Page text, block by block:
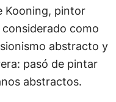
Kooning, pintor
como
abstracto y
pasó de pintar
abstractos.